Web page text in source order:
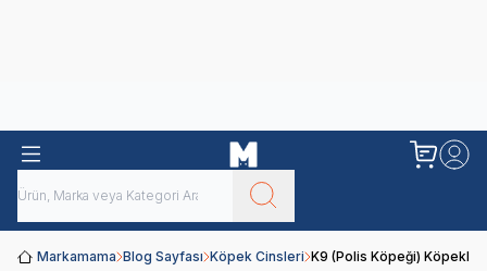
Markamama Blog Sayfası Köpek Cinsleri K9 (Polis Köpeği)